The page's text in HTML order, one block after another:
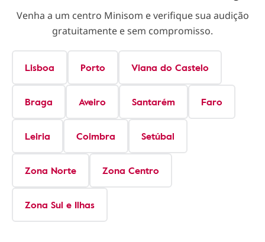
Venha a um centro Minisom e verifique sua audição
gratuitamente e sem compromisso.
Lisboa Porto Viana do Castelo
Braga Aveiro Santarém Faro
Leiria Coimbra Setúbal
Zona Norte Zona Centro
Zona Sul e Ilhas